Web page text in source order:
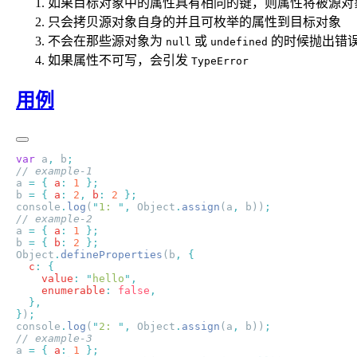
只会拷贝源对象自身的并且可枚举的属性到目标对象
不会在那些源对象为 null 或 undefined 的时候抛出错
如果属性不可写，会引发 TypeError
用例
var a , b
a = { a : 1
b = { a : 2 , b : 2
console . log ( " 1: " , Object . assign (a , b))
a = { a : 1
b = { b : 2
Object . defineProperties (b ,
  c
:
    value
: " hello "
    enumerable
: false
} )
console . log ( " 2: " , Object . assign (a , b))
a = { a : 1